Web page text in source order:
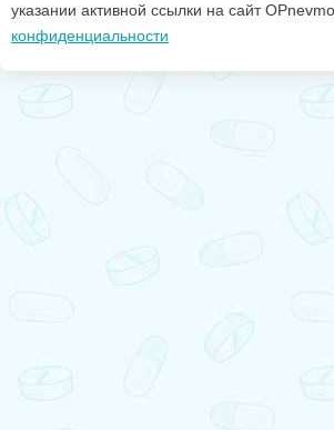
указании активной ссылки на сайт
конфиденциальности